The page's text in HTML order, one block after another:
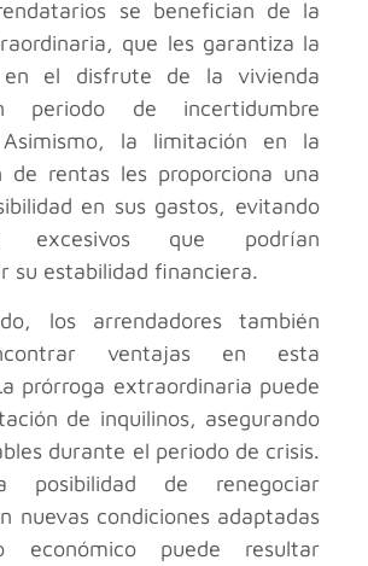
se benefician de la
que les garantiza la
en el disfrute de la vivienda
periodo de incertidumbre
Asimismo, la limitación en la
de rentas les proporciona una
en sus gastos, evitando
excesivos que podrían
su estabilidad financiera.
los arrendadores también
ventajas en esta
prórroga extraordinaria puede
de inquilinos, asegurando
durante el periodo de crisis.
posibilidad de renegociar
nuevas condiciones adaptadas
económico puede resultar